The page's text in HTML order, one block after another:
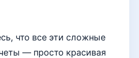
что все эти сложные
— просто красивая